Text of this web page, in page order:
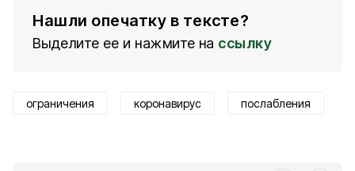
Нашли опечатку в тексте?
Выделите ее и нажмите на ссылку
ограничения коронавирус послабления